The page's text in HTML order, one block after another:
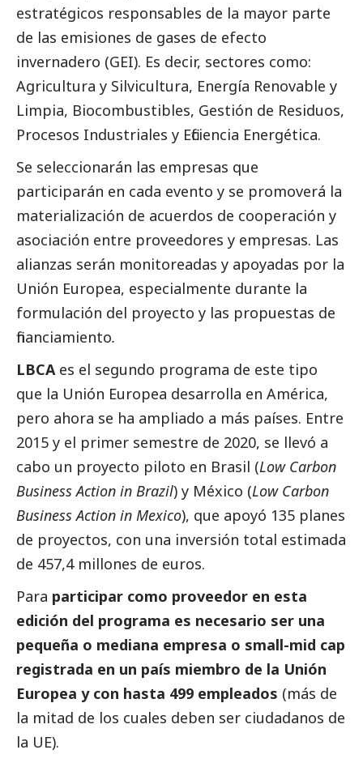
estratégicos responsables de la mayor parte
de las emisiones de gases de efecto
invernadero (GEI). Es decir, sectores como:
Agricultura y Silvicultura, Energía Renovable y
Limpia, Biocombustibles, Gestión de Residuos,
Procesos Industriales y Eficiencia Energética.
Se seleccionarán las empresas que
participarán en cada evento y se promoverá la
materialización de acuerdos de cooperación y
asociación entre proveedores y empresas. Las
alianzas serán monitoreadas y apoyadas por la
Unión Europea, especialmente durante la
formulación del proyecto y las propuestas de
financiamiento.
LBCAes el segundo programa de este tipo
que la Unión Europea desarrolla en América,
pero ahora se ha ampliado a más países. Entre
2015 y el primer semestre de 2020, se llevó a
cabo un proyecto piloto en Brasil (Low Carbon
Business Action in Brazil) y México (Low Carbon
Business Action in Mexico), que apoyó 135 planes
de proyectos, con una inversión total estimada
de 457,4 millones de euros.
Para participar como proveedor en esta
edición del programa es necesario ser una
pequeña o mediana empresa o small-mid cap
registrada en un país miembro de la Unión
Europea y con hasta 499 empleados (más de
la mitad de los cuales deben ser ciudadanos de
la UE).